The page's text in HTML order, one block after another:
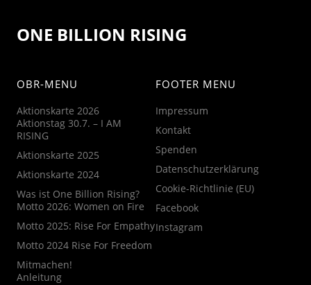
ONE BILLION RISING
OBR-MENU
Aktionskarte 2026
Aktionstag 30.7. – I AM
RISING
Aktionskarte 2025
Aktionskarte 2024
Was ist One Billion Rising?
Motto 2026: Women on Fire
Motto 2025: Rise For Empathy
Motto 2024 Rise For Freedom
Mitmachen!
Anleitung
FOOTER MENU
Impressum
Kontakt
Spenden
Datenschutzerklärung
Cookie-Richtlinie (EU)
Facebook
Instagram